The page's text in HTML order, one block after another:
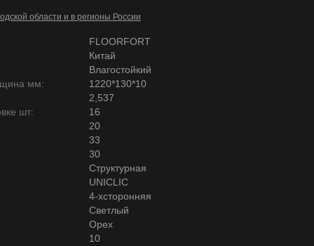
области и в регионы России
FLOORFORT
Китай
Влагостойкий
мм:
1220*130*10
2,537
шт:
16
20
33
30
Структурная
UNICLIC
4-хсторонняя
Светлый
Орех
10